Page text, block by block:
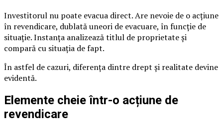
Investitorul nu poate evacua direct. Are nevoie de o acțiune
în revendicare, dublată uneori de evacuare, în funcție de
situație. Instanța analizează titlul de proprietate și
compară cu situația de fapt.
În astfel de cazuri, diferența dintre drept și realitate devine
evidentă.
Elemente cheie într-o acțiune de
revendicare